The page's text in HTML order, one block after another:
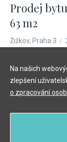
Prodej
63 m2
Žižkov, Praha 3 /
Na našich
zlepšení
o zpracování